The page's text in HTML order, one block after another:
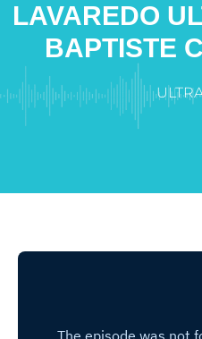
LAVAREDO
BAPTISTE